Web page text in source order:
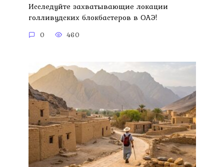
Исследуйте захватывающие локации
голливудских блокбастеров в ОАЭ!
0 460